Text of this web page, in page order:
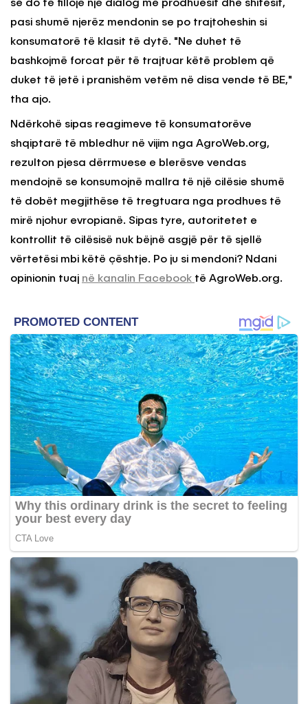
se do të fillojë një dialog me prodhuesit dhe shitësit,
pasi shumë njerëz mendonin se po trajtoheshin si
konsumatorë të klasit të dytë. "Ne duhet të
bashkojmë forcat për të trajtuar këtë problem që
duket të jetë i pranishëm vetëm në disa vende të BE,"
tha ajo.
Ndërkohë sipas reagimeve të konsumatorëve
shqiptarë të mbledhur në vijim nga AgroWeb.org,
rezulton pjesa dërrmuese e blerësve vendas
mendojnë se konsumojnë mallra të një cilësie shumë
të dobët megjithëse të tregtuara nga prodhues të
mirë njohur evropianë. Sipas tyre, autoritetet e
kontrollit të cilësisë nuk bëjnë asgjë për të sjellë
vërtetësi mbi këtë çështje. Po ju si mendoni? Ndani
opinionin tuaj në kanalin Facebook të AgroWeb.org.